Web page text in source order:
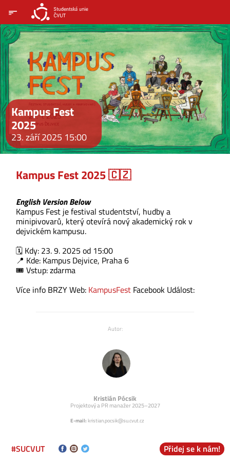
Kampus Fest
2025
23. září 2025 15:00
Kampus Fest 2025 🇨🇿
English Version Below
Kampus Fest je festival studentství, hudby a
minipivovarů, který otevírá nový akademický rok v
dejvickém kampusu.
🗓 Kdy: 23. 9. 2025 od 15:00
📍 Kde: Kampus Dejvice, Praha 6
🎟 Vstup: zdarma
Více info BRZY Web: KampusFest Facebook Událost:
Autor:
Kristián Pócsik
Projektový a PR manažer 2025–2027
E-mail: kristian.pocsik@su.cvut.cz
#SUCVUT Přidej se k nám!